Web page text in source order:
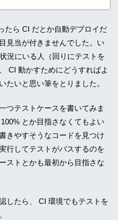
たら CI だとか自動デプロイだ
見当が付きませんでした。い
況にいる人（回りにテストを
CI 動かすためにどうすればよ
たいと思い筆をとりました。
つテストケースを書いてみま
とか目指さなくてもよい
きやすそうなコードを見つけ
行してテストがパスするのを
ストとかも最初から目指さな
したら、 CI 環境でもテストを